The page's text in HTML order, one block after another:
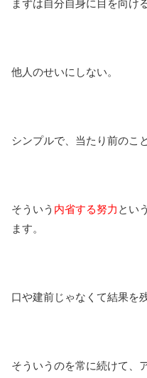
まずは自分自身に目を向ける
他人のせいにしない。
シンプルで、当たり前のこ
そういう 内省する努力 とい
ます。
口や建前じゃなくて結果を
そういうのを常に続けて、